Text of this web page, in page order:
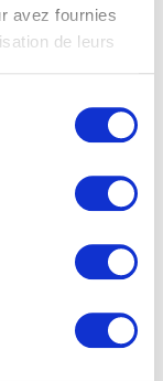
avez fournies
de leurs